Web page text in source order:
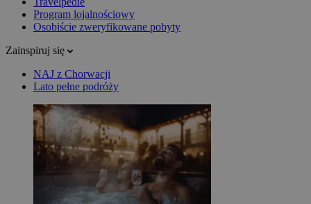
Program lojalnościowy
Osobiście zweryfikowane pobyty
Zainspiruj się
NAJ z Chorwacji
Lato pełne podróży